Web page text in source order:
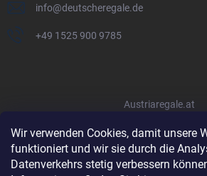
Wir verwenden Cookies, damit unsere
funktioniert und wir sie durch die
Datenverkehrs stetig verbessern
info@deutscheregale.de
+49 1525 900 9785
Austriaregale.at